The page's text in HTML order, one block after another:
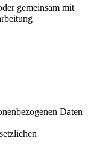
gemeinsam mit
Daten